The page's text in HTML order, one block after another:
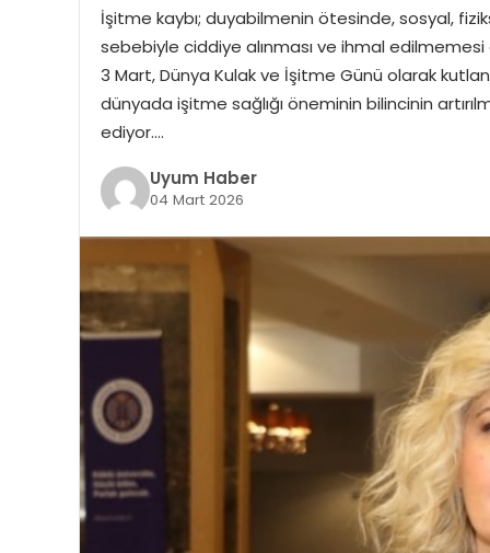
İşitme kaybı; duyabilmenin ötesinde, sosyal,
sebebiyle ciddiye alınması ve ihmal
3 Mart, Dünya Kulak ve İşitme Günü olarak
dünyada işitme sağlığı öneminin bilincinin
ediyor….
Uyum Haber
04 Mart 2026